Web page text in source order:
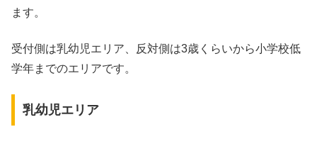
ます。
受付側は乳幼児エリア、反対側は3歳くらいから小学校低
学年までのエリアです。
乳幼児エリア